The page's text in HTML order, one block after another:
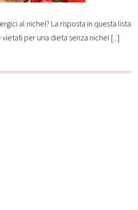
al nichel? La risposta in questa lista
per una dieta senza nichel [...]